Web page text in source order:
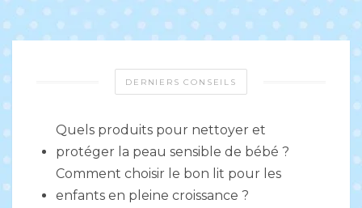
DERNIERS CONSEILS
Quels produits pour nettoyer et
protéger la peau sensible de bébé ?
Comment choisir le bon lit pour les
enfants en pleine croissance ?